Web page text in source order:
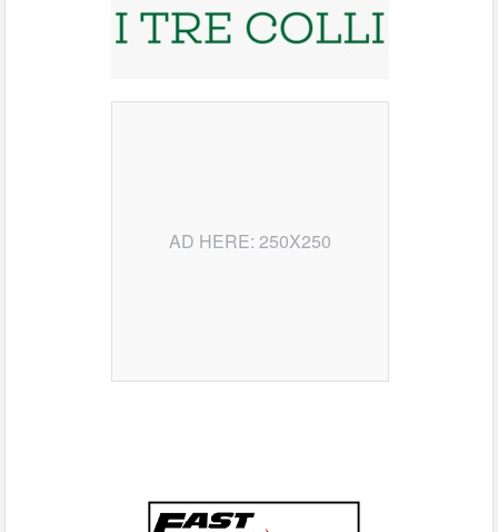
AD HERE: 250X250